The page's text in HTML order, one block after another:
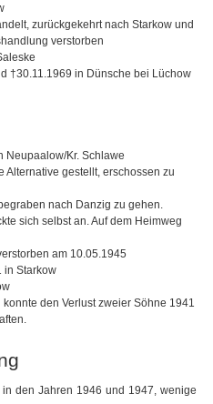
nach Starkow und
verstorben
in Dünsche bei Lüchow
Neupaalow/Kr. Schlawe
gestellt, erschossen zu
nach Danzig zu gehen.
selbst an. Auf dem Heimweg
am 10.05.1945
in Starkow
den Verlust zweier Söhne 1941
den Jahren 1946 und 1947, wenige